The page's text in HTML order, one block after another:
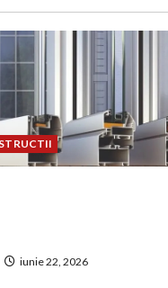
iunie 22, 2026